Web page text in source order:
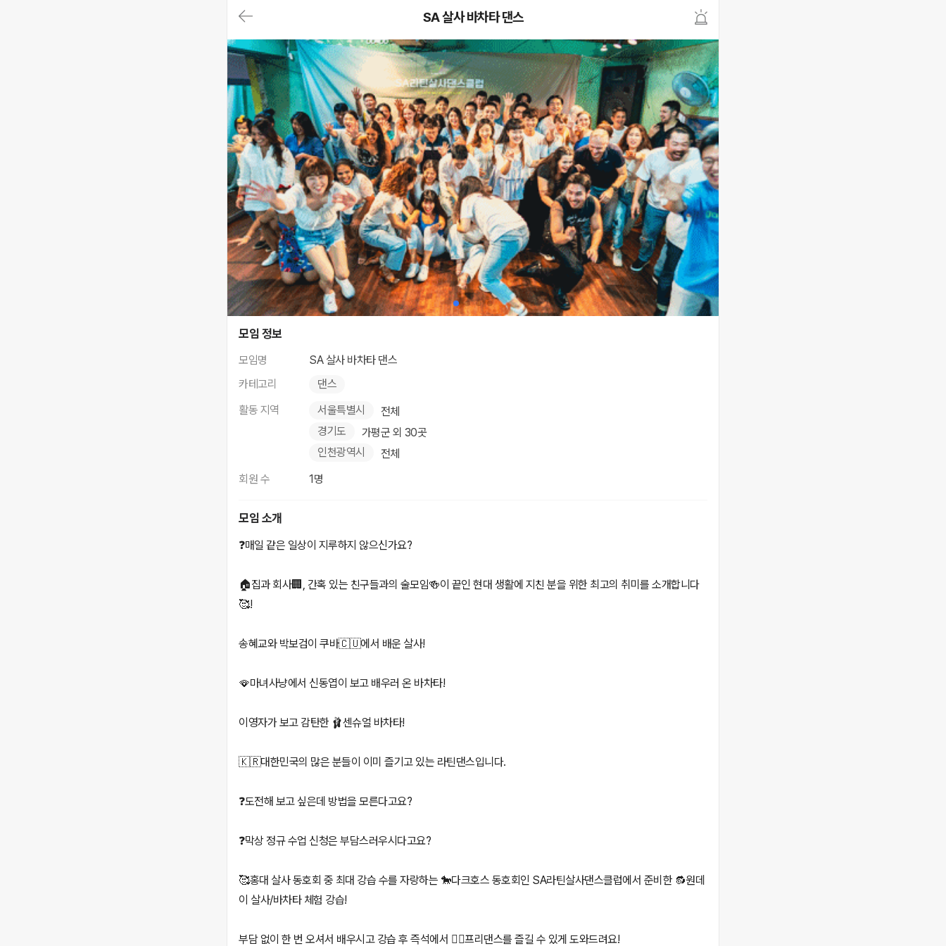
가
기
(메
인,
모
임,
게
시
판,
내
모
임,
M
Y)
본
문
바
로
가
기
SA 살사 바차타 댄스
모임 정보
모임명
SA 살사 바차타 댄스
카테고리
댄스
활동 지역
서울특별시
전체
경기도
가평군 외 30곳
인천광역시
전체
회원 수
1명
모임 소개
❓️매일 같은 일상이 지루하지 않으신가요?
🏠집과 회사🏢, 간혹 있는 친구들과의 술모임🍻이 끝인 현대 생활에 지친 분을 위한 최고의 취미를 소개합니다
🥰!
송혜교와 박보검이 쿠바🇨🇺에서 배운 살사!
🪭마녀사냥에서 신동엽이 보고 배우러 온 바차타!
이영자가 보고 감탄한 🩰센슈얼 바차타!
🇰🇷대한민국의 많은 분들이 이미 즐기고 있는 라틴댄스입니다.
❓️도전해 보고 싶은데 방법을 모른다고요?
❓️막상 정규 수업 신청은 부담스러우시다고요?
🥰홍대 살사 동호회 중 최대 강습 수를 자랑하는 🐎다크호스 동호회인 SA라틴살사댄스클럽에서 준비한 🔂원데
이 살사/바차타 체험 강습!
부담 없이 한 번 오셔서 배우시고 강습 후 즉석에서 👯‍♂️프리댄스를 즐길 수 있게 도와드려요!